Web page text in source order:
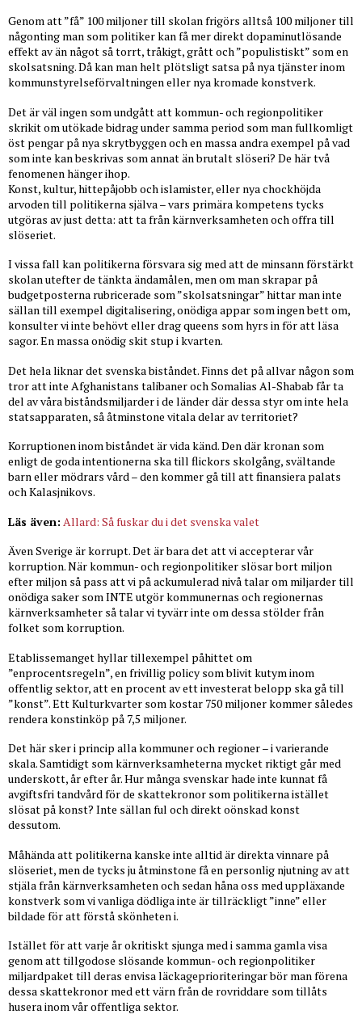
Genom att ”få” 100 miljoner till skolan frigörs alltså 100 miljoner till
någonting man som politiker kan få mer direkt dopaminutlösande
effekt av än något så torrt, tråkigt, grått och ”populistiskt” som en
skolsatsning. Då kan man helt plötsligt satsa på nya tjänster inom
kommunstyrelseförvaltningen eller nya kromade konstverk.
Det är väl ingen som undgått att kommun- och regionpolitiker
skrikit om utökade bidrag under samma period som man fullkomligt
öst pengar på nya skrytbyggen och en massa andra exempel på vad
som inte kan beskrivas som annat än brutalt slöseri? De här två
fenomenen hänger ihop.
Konst, kultur, hittepåjobb och islamister, eller nya chockhöjda
arvoden till politikerna själva – vars primära kompetens tycks
utgöras av just detta: att ta från kärnverksamheten och offra till
slöseriet.
I vissa fall kan politikerna försvara sig med att de minsann förstärkt
skolan utefter de tänkta ändamålen, men om man skrapar på
budgetposterna rubricerade som ”skolsatsningar” hittar man inte
sällan till exempel digitalisering, onödiga appar som ingen bett om,
konsulter vi inte behövt eller drag queens som hyrs in för att läsa
sagor. En massa onödig skit stup i kvarten.
Det hela liknar det svenska biståndet. Finns det på allvar någon som
tror att inte Afghanistans talibaner och Somalias Al-Shabab får ta
del av våra biståndsmiljarder i de länder där dessa styr om inte hela
statsapparaten, så åtminstone vitala delar av territoriet?
Korruptionen inom biståndet är vida känd. Den där kronan som
enligt de goda intentionerna ska till flickors skolgång, svältande
barn eller mödrars vård – den kommer gå till att finansiera palats
och Kalasjnikovs.
Läs även: Allard: Så fuskar du i det svenska valet
Även Sverige är korrupt. Det är bara det att vi accepterar vår
korruption. När kommun- och regionpolitiker slösar bort miljon
efter miljon så pass att vi på ackumulerad nivå talar om miljarder till
onödiga saker som INTE utgör kommunernas och regionernas
kärnverksamheter så talar vi tyvärr inte om dessa stölder från
folket som korruption.
Etablissemanget hyllar tillexempel påhittet om
”enprocentsregeln”, en frivillig policy som blivit kutym inom
offentlig sektor, att en procent av ett investerat belopp ska gå till
”konst”. Ett Kulturkvarter som kostar 750 miljoner kommer således
rendera konstinköp på 7,5 miljoner.
Det här sker i princip alla kommuner och regioner – i varierande
skala. Samtidigt som kärnverksamheterna mycket riktigt går med
underskott, år efter år. Hur många svenskar hade inte kunnat få
avgiftsfri tandvård för de skattekronor som politikerna istället
slösat på konst? Inte sällan ful och direkt oönskad konst
dessutom.
Måhända att politikerna kanske inte alltid är direkta vinnare på
slöseriet, men de tycks ju åtminstone få en personlig njutning av att
stjäla från kärnverksamheten och sedan håna oss med uppläxande
konstverk som vi vanliga dödliga inte är tillräckligt ”inne” eller
bildade för att förstå skönheten i.
Istället för att varje år okritiskt sjunga med i samma gamla visa
genom att tillgodose slösande kommun- och regionpolitiker
miljardpaket till deras envisa läckageprioriteringar bör man förena
dessa skattekronor med ett värn från de rovriddare som tillåts
husera inom vår offentliga sektor.